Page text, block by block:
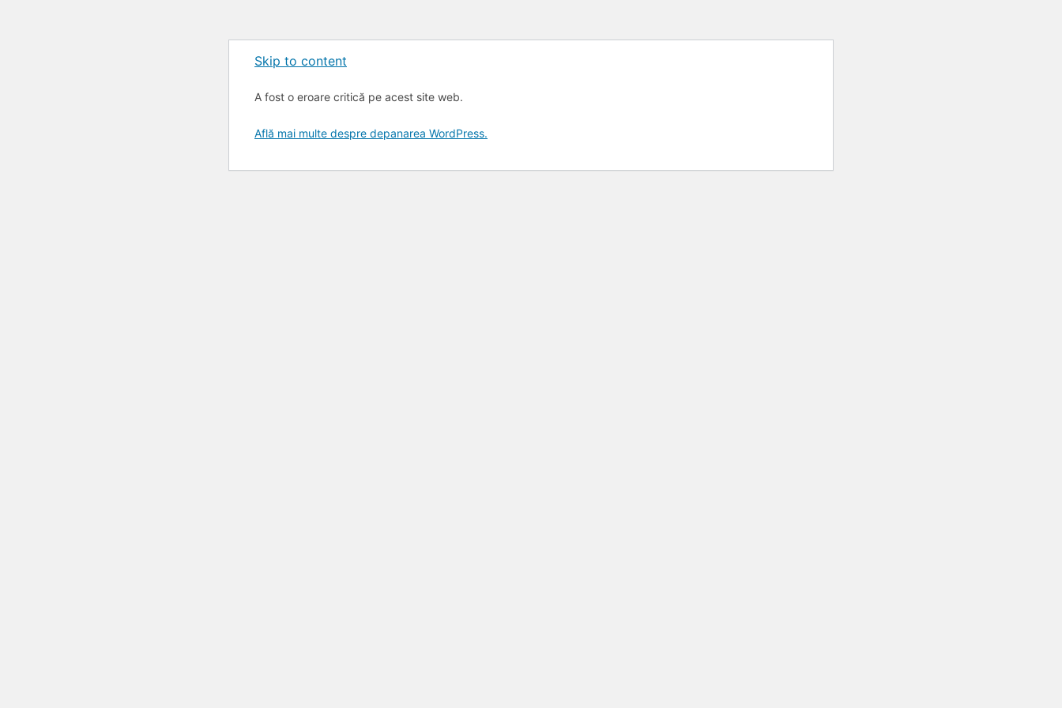
Skip to content
A fost o eroare critică pe acest site web.
Află mai multe despre depanarea WordPress.